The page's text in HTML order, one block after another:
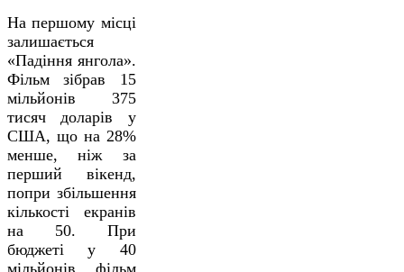
На першому місці
залишається
«Падіння янгола».
Фільм зібрав 15
мільйонів 375
тисяч доларів у
США, що на 28%
менше, ніж за
перший вікенд,
попри збільшення
кількості екранів
на 50. При
бюджеті у 40